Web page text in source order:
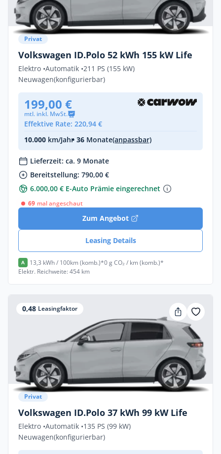
Privat
Volkswagen ID.Polo 52 kWh 155 kW Life
Elektro •Automatik •211 PS (155 kW)
Neuwagen(konfigurierbar)
199,00 €
mtl. inkl. MwSt.
Effektive Rate: 220,94 €
10.000 km/Jahr• 36 Monate(anpassbar)
Lieferzeit: ca. 9 Monate
Bereitstellung: 790,00 €
6.000,00 € E-Auto Prämie eingerechnet
69 mal angeschaut
Zum Angebot
Leasing Details
A 13,3 kWh / 100km (komb.)*0 g CO₂ / km (komb.)*
Elektr. Reichweite: 454 km
0,48 Leasingfaktor
Privat
Volkswagen ID.Polo 37 kWh 99 kW Life
Elektro •Automatik •135 PS (99 kW)
Neuwagen(konfigurierbar)